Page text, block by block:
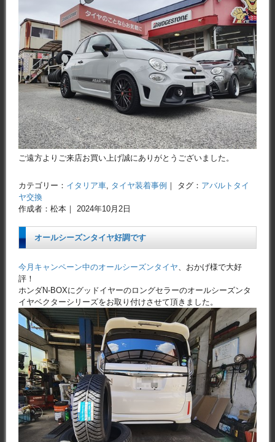
ご遠方よりご来店お買い上げ誠にありがとうございました。
カテゴリー： イタリア車 タイヤ装着事例 ｜ タグ： アバルトタイ
ヤ交換
作成者：松本｜ 2024年10月2日
オールシーズンタイヤ好調です
今月キャンペーン中のオールシーズンタイヤ 、おかげ様で大好
評！
ホンダN-BOXにグッドイヤーのロングセラーのオールシーズンタ
イヤベクターシリーズをお取り付けさせて頂きました。